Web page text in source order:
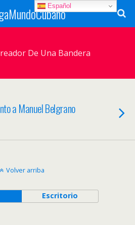
De Una Bandera
a Manuel Belgrano
Volver arriba
Escritorio
Español